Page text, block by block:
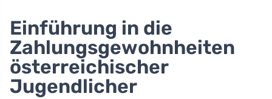
Einführung in die
Zahlungsgewohnheiten
österreichischer
Jugendlicher